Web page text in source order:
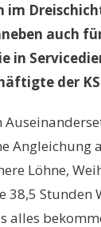
im
auch
in
der
Angleichung
Löhne,
38,5 Stunden
alles